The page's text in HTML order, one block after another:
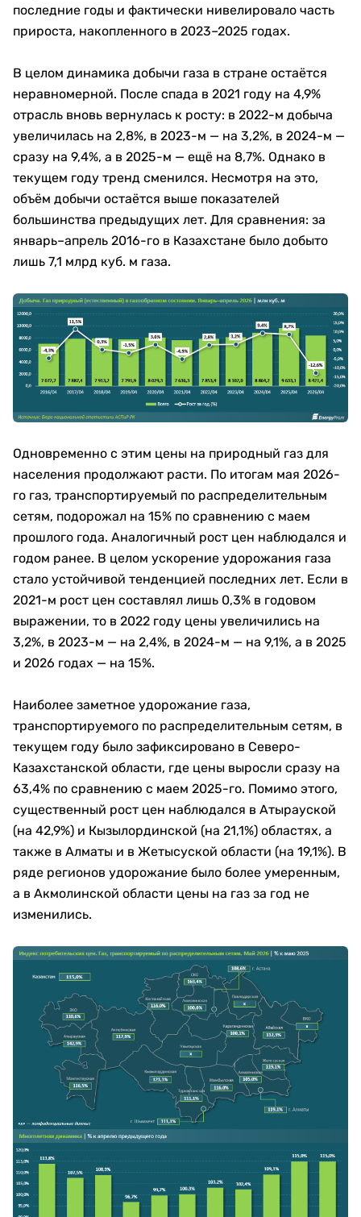
последние годы и фактически нивелировало часть
прироста, накопленного в 2023–2025 годах.
В целом динамика добычи газа в стране остаётся
неравномерной. После спада в 2021 году на 4,9%
отрасль вновь вернулась к росту: в 2022-м добыча
увеличилась на 2,8%, в 2023-м — на 3,2%, в 2024-м —
сразу на 9,4%, а в 2025-м — ещё на 8,7%. Однако в
текущем году тренд сменился. Несмотря на это,
объём добычи остаётся выше показателей
большинства предыдущих лет. Для сравнения: за
январь–апрель 2016-го в Казахстане было добыто
лишь 7,1 млрд куб. м газа.
Одновременно с этим цены на природный газ для
населения продолжают расти. По итогам мая 2026-
го газ, транспортируемый по распределительным
сетям, подорожал на 15% по сравнению с маем
прошлого года. Аналогичный рост цен наблюдался и
годом ранее. В целом ускорение удорожания газа
стало устойчивой тенденцией последних лет. Если в
2021-м рост цен составлял лишь 0,3% в годовом
выражении, то в 2022 году цены увеличились на
3,2%, в 2023-м — на 2,4%, в 2024-м — на 9,1%, а в 2025
и 2026 годах — на 15%.
Наиболее заметное удорожание газа,
транспортируемого по распределительным сетям, в
текущем году было зафиксировано в Северо-
Казахстанской области, где цены выросли сразу на
63,4% по сравнению с маем 2025-го. Помимо этого,
существенный рост цен наблюдался в Атырауской
(на 42,9%) и Кызылординской (на 21,1%) областях, а
также в Алматы и в Жетысуской области (на 19,1%). В
ряде регионов удорожание было более умеренным,
а в Акмолинской области цены на газ за год не
изменились.